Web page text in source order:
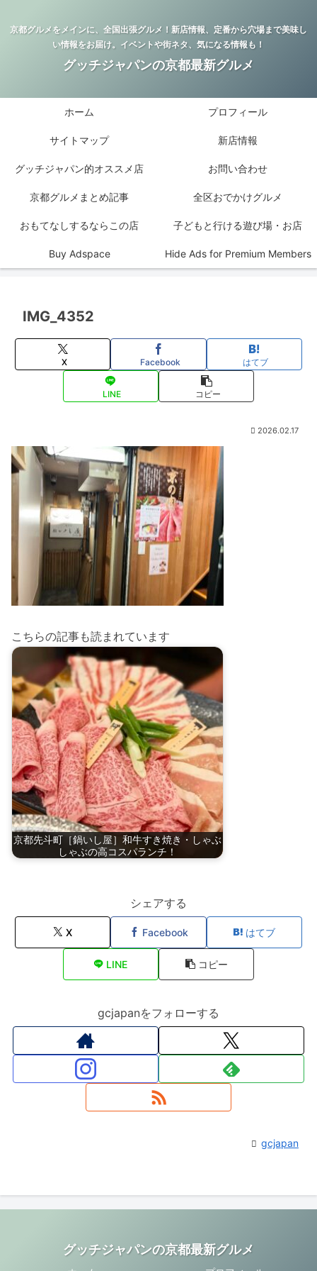
京都グルメをメインに、全国出張グルメ！新店情報、定番から穴場まで美味し
い情報をお届け。イベントや街ネタ、気になる情報も！
グッチジャパンの京都最新グルメ
ホーム プロフィール
サイトマップ 新店情報
グッチジャパン的オススメ店 お問い合わせ
京都グルメまとめ記事 全区おでかけグルメ
おもてなしするならこの店 子どもと行ける遊び場・お店
Buy Adspace Hide Ads for Premium Members
IMG_4352
X Facebook はてブ
LINE コピー
2026.02.17
こちらの記事も読まれています
京都先斗町［鍋いし屋］和牛すき焼き・しゃぶ
しゃぶの高コスパランチ！
シェアする
X Facebook はてブ
LINE コピー
gcjapanをフォローする
gcjapan
グッチジャパンの京都最新グルメ